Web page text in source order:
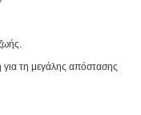
για τη μεγάλης απόστασης